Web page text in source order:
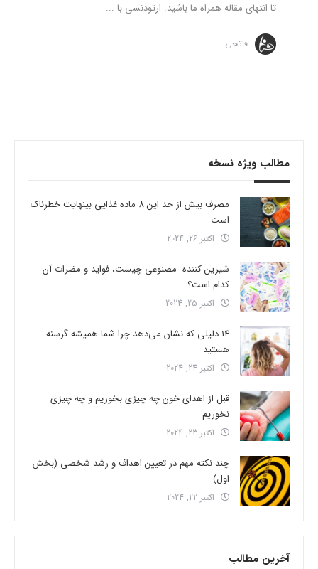
تا انتهای مقاله همراه ما باشید. ارتودنسی با ...
فاتحی
مطالب ویژه نسخه
مصرف بیش از حد این 8 ماده غذایی بینهایت خطرناک
است
اکتبر 26, 2024
شیرین کننده مصنوعی چیست، فواید و مضرات آن
کدام است؟
اکتبر 25, 2024
14 دلیلی که نشان می‌دهد چرا شما همیشه گرسنه
هستید
اکتبر 24, 2024
قبل از اهدای خون چه چیزی بخوریم و چه چیزی
نخوریم
اکتبر 23, 2024
چند نکته مهم در تعیین اهداف و رشد شخصی (بخش
اول)
اکتبر 22, 2024
آخرین مطالب